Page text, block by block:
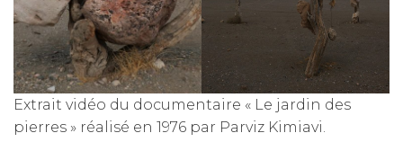
Extrait vidéo du documentaire « Le jardin des
pierres » réalisé en 1976 par Parviz Kimiavi.